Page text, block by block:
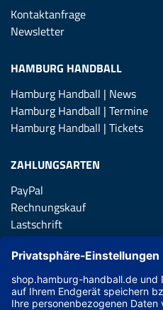
Kontaktanfrage
Newsletter
HAMBURG HANDBALL
Hamburg Handball | News
Hamburg Handball | Termine
Hamburg Handball | Tickets
ZAHLUNGSARTEN
PayPal
Rechnungskauf
Lastschrift
Kreditkarte
Apple Pay
Vorkasse
ABONNIERE JETZT DEN